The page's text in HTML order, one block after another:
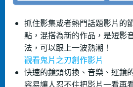
抓住影集或者熱門話題影片的
點，混搭為新的作品，是短影
法，可以跟上一波熱潮！
觀看鬼片之刃創作影片
快速的鏡頭切換、音樂、運鏡
容易讓人忍不住把影片一看再